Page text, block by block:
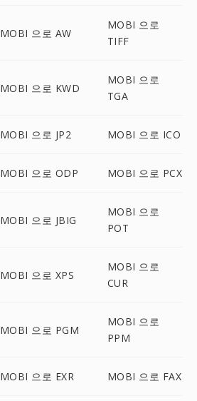
MOBI 으로 AW
MOBI 으로
TIFF
MOBI 으로 KWD
MOBI 으로
TGA
MOBI 으로 JP2 MOBI 으로 ICO
MOBI 으로 ODP MOBI 으로 PCX
MOBI 으로 JBIG
MOBI 으로
POT
MOBI 으로 XPS
MOBI 으로
CUR
MOBI 으로 PGM
MOBI 으로
PPM
MOBI 으로 EXR MOBI 으로 FAX